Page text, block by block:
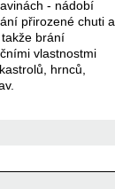
- nádobí
přirozené chuti a
brání
vlastnostmi
hrnců,